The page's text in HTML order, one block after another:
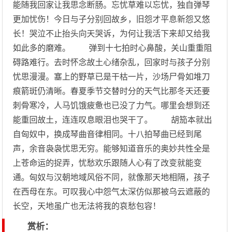
能随我回家让我思念断肠。忘忧草难以忘忧，独自弹琴
更加忧伤！今日与子分别回故乡，旧怨才平息新怨又悠
长！哭泣不止抬头向天哭诉，为何让我活下来却又给我
如此多的磨难。 弹到十七拍时心鼻酸，关山重重阻
碍路难行。去时怀念故土心绪杂乱，回家时与孩子分别
忧思漫漫。塞上的野草已是干枯一片，沙场尸骨如堆刀
痕箭斑仍清晰。春夏季节交替时分的天气比那冬天还要
刺骨寒冷，人马饥饿疲惫也已没了力气。哪里会想到还
能重回故土，连连叹息眼泪也哭干了。 胡笳本就出
自匈奴中，换成琴曲音律相同。十八拍琴曲已经到尾
声，余音袅袅忧思无穷。能够知道音乐的奥妙共性全是
上苍命运的捉弄，忧愁欢乐跟随人心有了改变就能变
通。匈奴与汉朝地域风俗不同，就像那天地相隔，孩子
在西母在东。可叹我心中怨气太深仿似那被乌云遮蔽的
长空，天地虽广也无法将我的哀愁包容！
赏析：